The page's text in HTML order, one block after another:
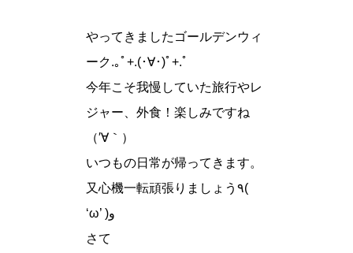
やってきましたゴールデンウィ
ーク.｡ﾟ+.(･∀･)ﾟ+.ﾟ
今年こそ我慢していた旅行やレ
ジャー、外食！楽しみですね
（′∀｀）
いつもの日常が帰ってきます。
又心機一転頑張りましょう٩(
‘ω’ )و
さて